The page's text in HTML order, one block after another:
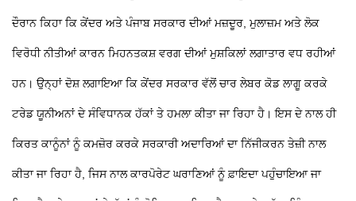
ਦੌਰਾਨ ਕਿਹਾ ਕਿ ਕੇਂਦਰ ਅਤੇ ਪੰਜਾਬ ਸਰਕਾਰ ਦੀਆਂ ਮਜ਼ਦੂਰ, ਮੁਲਾਜ਼ਮ ਅਤੇ ਲੋਕ
ਵਿਰੋਧੀ ਨੀਤੀਆਂ ਕਾਰਨ ਮਿਹਨਤਕਸ਼ ਵਰਗ ਦੀਆਂ ਮੁਸ਼ਕਿਲਾਂ ਲਗਾਤਾਰ ਵਧ ਰਹੀਆਂ
ਹਨ। ਉਨ੍ਹਾਂ ਦੋਸ਼ ਲਗਾਇਆ ਕਿ ਕੇਂਦਰ ਸਰਕਾਰ ਵੱਲੋਂ ਚਾਰ ਲੇਬਰ ਕੋਡ ਲਾਗੂ ਕਰਕੇ
ਟਰੇਡ ਯੂਨੀਅਨਾਂ ਦੇ ਸੰਵਿਧਾਨਕ ਹੱਕਾਂਤੇ ਹਮਲਾ ਕੀਤਾ ਜਾ ਰਿਹਾ ਹੈ। ਇਸ ਦੇ ਨਾਲ ਹੀ
ਕਿਰਤ ਕਾਨੂੰਨਾਂ ਨੂੰ ਕਮਜ਼ੋਰ ਕਰਕੇ ਸਰਕਾਰੀ ਅਦਾਰਿਆਂ ਦਾ ਨਿੱਜੀਕਰਨ ਤੇਜ਼ੀ ਨਾਲ
ਕੀਤਾ ਜਾ ਰਿਹਾ ਹੈ, ਜਿਸ ਨਾਲ ਕਾਰਪੋਰੇਟ ਘਰਾਣਿਆਂ ਨੂੰ ਫ਼ਾਇਦਾ ਪਹੁੰਚਾਇਆ ਜਾ